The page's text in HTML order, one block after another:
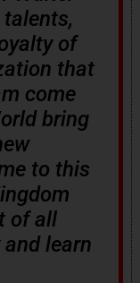
of
that
come
bring
to this
of all
learn